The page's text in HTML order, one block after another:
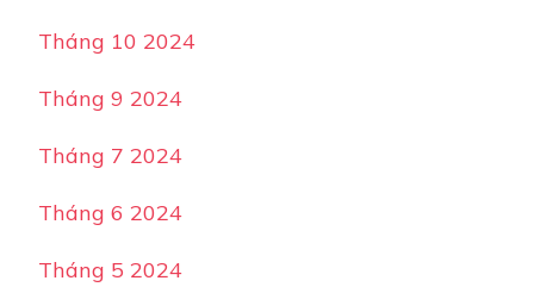
Tháng 10 2024
Tháng 9 2024
Tháng 7 2024
Tháng 6 2024
Tháng 5 2024